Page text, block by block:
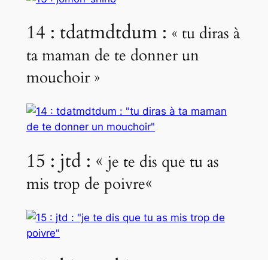
14 : tdatmdtdum : « tu diras à
ta maman de te donner un
mouchoir »
15 : jtd : « je te dis que tu as
mis trop de poivre«